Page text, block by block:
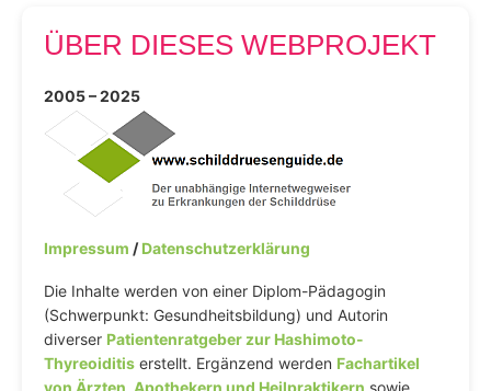
ÜBER DIESES WEBPROJEKT
2005 – 2025
Impressum /Datenschutzerklärung
Die Inhalte werden von einer Diplom-Pädagogin
(Schwerpunkt: Gesundheitsbildung) und Autorin
diverser Patientenratgeber zur Hashimoto-
Thyreoiditis erstellt. Ergänzend werden Fachartikel
von Ärzten, Apothekern und Heilpraktikern sowie